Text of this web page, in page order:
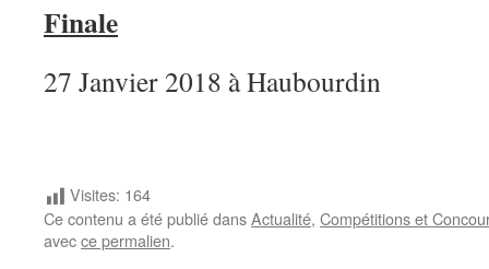
Finale
27 Janvier 2018 à Haubourdin
Visites: 164
Ce contenu a été publié dansActualité, Compétitions et
avecce permalien.